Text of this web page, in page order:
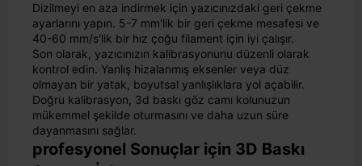
Dizilmeyi en aza indirmek için yazıcınızdaki geri çekme
ayarlarını yapın. 5-7 mm'lik bir geri çekme mesafesi ve
40-60 mm/s'lik bir hız çoğu filament için iyi çalışır.
Son olarak, yazıcınızın kalibrasyonunu düzenli olarak
kontrol edin. Yanlış hizalanmış eksenler veya düz
olmayan bir yatak, boyutsal yanlışlıklara yol açabilir.
Doğru kalibrasyon, 3d baskı göz camı kolunuzun
mükemmel şekilde oturmasını ve daha uzun süre
dayanmasını sağlar.
profesyonel Sonuçlar için 3D Baskı